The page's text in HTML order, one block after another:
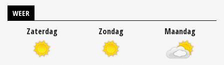
WEER
Zaterdag Zondag Maandag